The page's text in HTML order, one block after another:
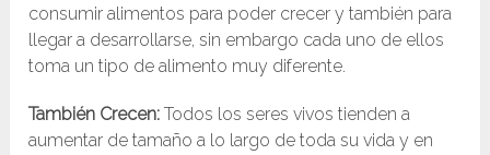
consumir alimentos para poder crecer y también para
llegar a desarrollarse, sin embargo cada uno de ellos
toma un tipo de alimento muy diferente.
También Crecen: Todos los seres vivos tienden a
aumentar de tamaño a lo largo de toda su vida y en